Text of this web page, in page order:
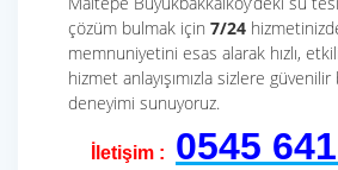
çözüm bulmak için 7/24
memnuniyetini esas alarak hızlı,
hizmet anlayışımızla sizlere
deneyimi sunuyoruz.
İletişim : 0545